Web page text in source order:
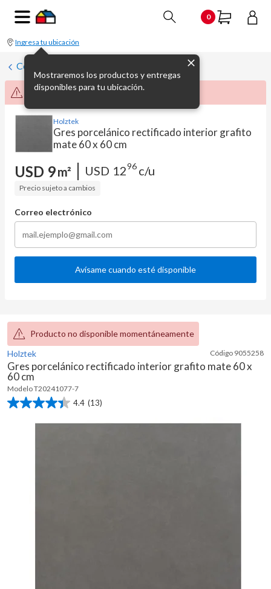
0
Ingresa tu ubicación
Mostraremos los productos y entregas
disponibles para tu ubicación.
Cerámica de interior
Producto no disponible momentáneamente
Holztek
Gres porcelánico rectificado interior grafito
mate 60 x 60 cm
USD 9m² USD 1296 c/u
Precio sujeto a cambios
Correo electrónico
Avísame cuando esté disponible
Producto no disponible momentáneamente
Holztek
Código 9055258
Gres porcelánico rectificado interior grafito mate 60 x
60 cm
ModeloT20241077-7
4.4 (13)
4.4